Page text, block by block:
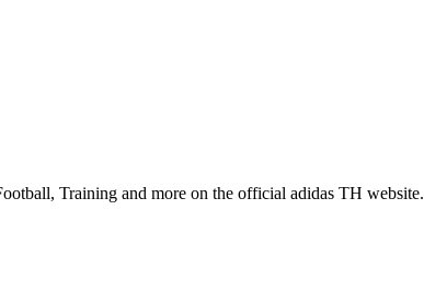
Training and more on the official adidas TH website.